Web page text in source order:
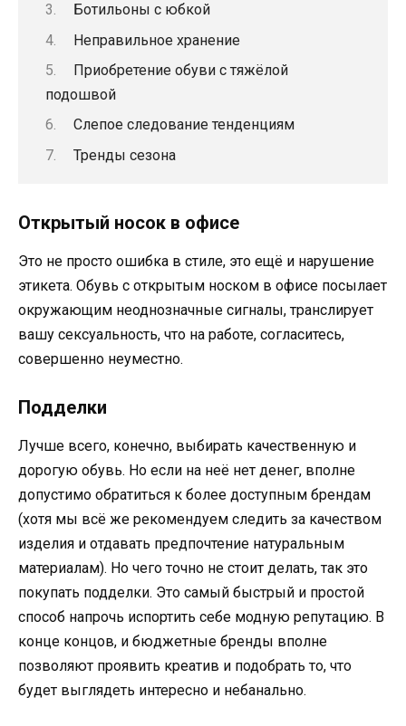
Ботильоны с юбкой
Неправильное хранение
Приобретение обуви с тяжёлой
подошвой
Слепое следование тенденциям
Тренды сезона
Открытый носок в офисе
Это не просто ошибка в стиле, это ещё и нарушение
этикета. Обувь с открытым носком в офисе посылает
окружающим неоднозначные сигналы, транслирует
вашу сексуальность, что на работе, согласитесь,
совершенно неуместно.
Подделки
Лучше всего, конечно, выбирать качественную и
дорогую обувь. Но если на неё нет денег, вполне
допустимо обратиться к более доступным брендам
(хотя мы всё же рекомендуем следить за качеством
изделия и отдавать предпочтение натуральным
материалам). Но чего точно не стоит делать, так это
покупать подделки. Это самый быстрый и простой
способ напрочь испортить себе модную репутацию. В
конце концов, и бюджетные бренды вполне
позволяют проявить креатив и подобрать то, что
будет выглядеть интересно и небанально.